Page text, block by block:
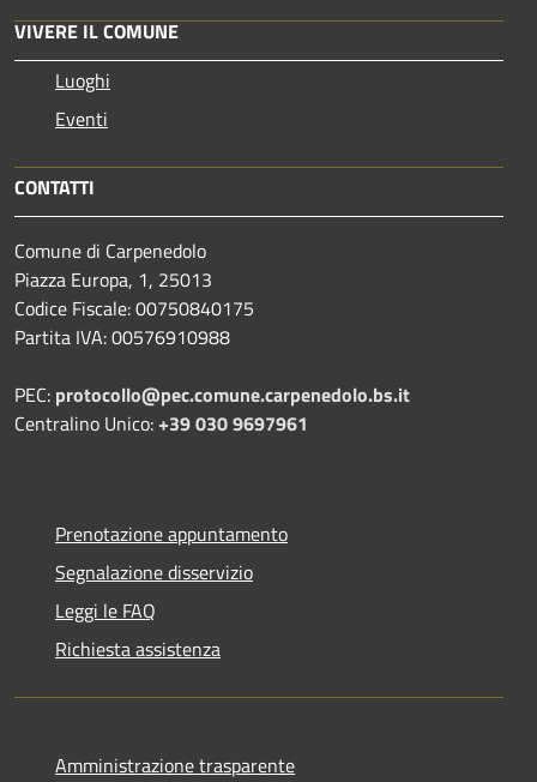
VIVERE IL COMUNE
Luoghi
Eventi
CONTATTI
Comune di Carpenedolo
Piazza Europa, 1, 25013
Codice Fiscale: 00750840175
Partita IVA: 00576910988
PEC: protocollo@pec.comune.carpenedolo.bs.it
Centralino Unico:+39 030 9697961
Prenotazione appuntamento
Segnalazione disservizio
Leggi le FAQ
Richiesta assistenza
Amministrazione trasparente